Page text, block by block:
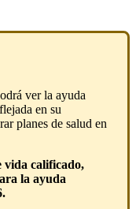
ver la ayuda
en su
planes de salud en
vida calificado,
la ayuda